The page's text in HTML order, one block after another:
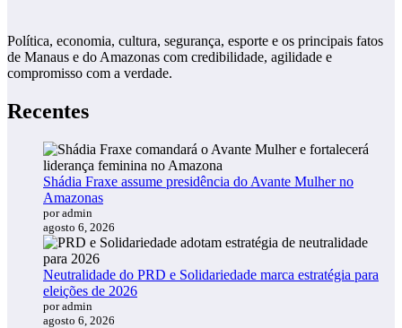
Política, economia, cultura, segurança, esporte e os principais fatos
de Manaus e do Amazonas com credibilidade, agilidade e
compromisso com a verdade.
Recentes
Shádia Fraxe assume presidência do Avante Mulher no
Amazonas
por admin
agosto 6, 2026
Neutralidade do PRD e Solidariedade marca estratégia para
eleições de 2026
por admin
agosto 6, 2026